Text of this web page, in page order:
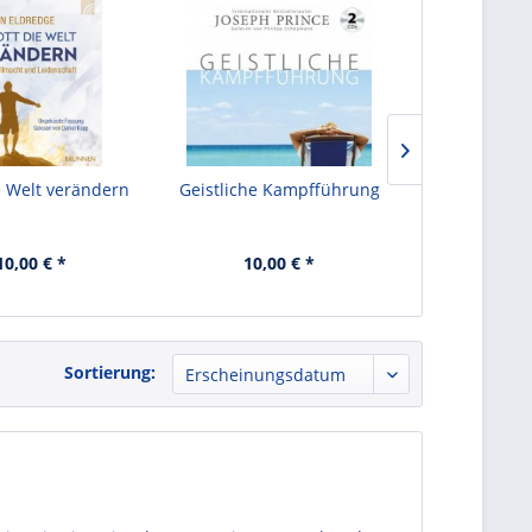
Welt verändern
€ *
Geistliche Kampfführung
10,00 € *
Sortierung: